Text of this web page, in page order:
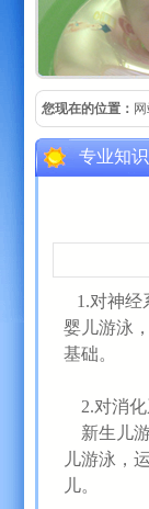
您现在的位置：
专业知识
1.对神经
婴儿游泳
基础。
2.对消化
新生儿游
儿游泳，
儿。